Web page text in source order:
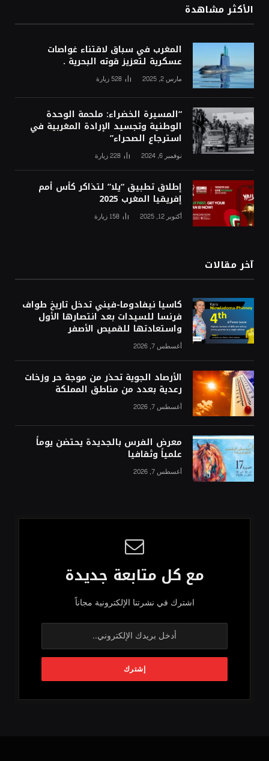
الأكثر مشاهدة
المغرب في سباق لاقتناء غواصات
عسكرية لتعزيز قوته البحرية .
مارس 2, 2025 528 زيارة
“المسيرة الخضراء: ملحمة الوحدة
الوطنية وتجسيد الإرادة المغربية في
استرجاع الصحراء”
نوفمبر 6, 2024 228زيارة
إطلاق تطبيق “يلا” لتذاكر كأس أمم
إفريقيا المغرب 2025
أكتوبر 12, 2025 158 زيارة
آخر مقالات
كاسيا نيفادوما-فيني تدخل تاريخ طواف
فرنسا للسيدات بعد انتصارها الأول
واستعادتها للقميص الأصفر
أغسطس 7, 2026
الأرصاد الجوية تحذر من موجة حر وزخات
رعدية بعدد من مناطق المملكة
أغسطس 7, 2026
معرض الفرس بالجديدة يحتضن يوماً
علمياً وثقافيا
أغسطس 7, 2026
مع كل متابعة جديدة
اشترك في نشرتنا الإلكترونية مجاناً